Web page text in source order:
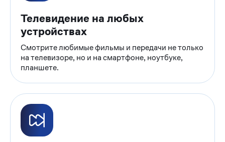
Телевидение на любых
устройствах
Смотрите любимые фильмы и передачи не только
на телевизоре, но и на смартфоне, ноутбуке,
планшете.